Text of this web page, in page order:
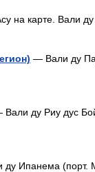
на карте. Вали
— Вали ду
ду Риу дус
Ипанема (порт.